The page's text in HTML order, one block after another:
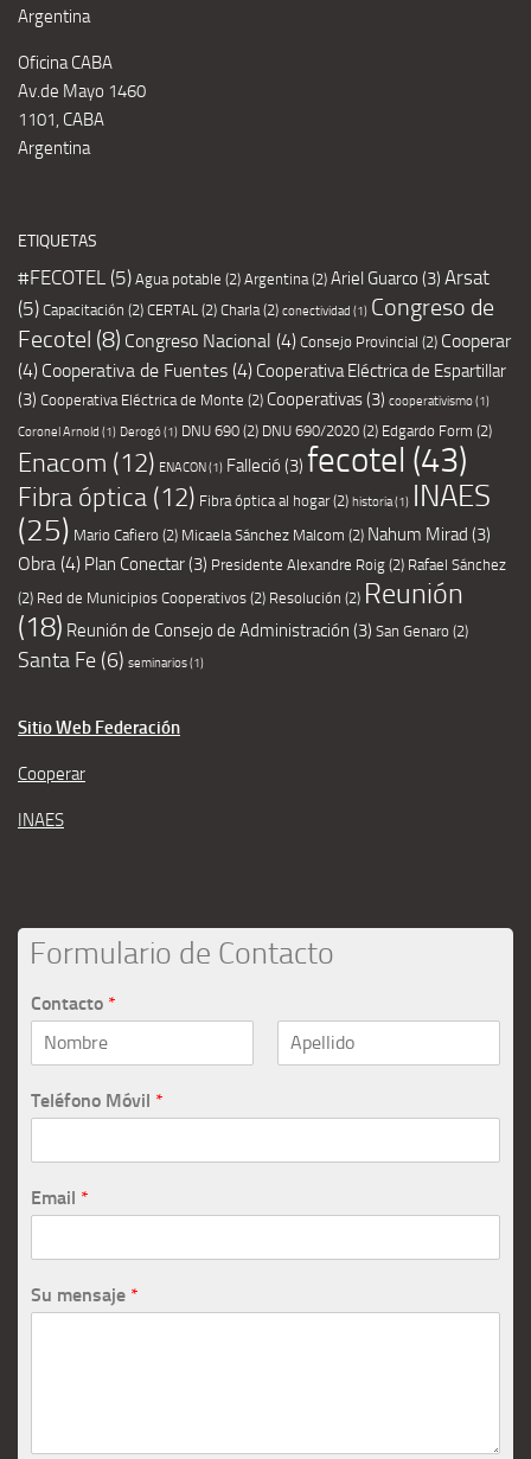
Argentina
Oficina CABA
Av.de Mayo 1460
1101, CABA
Argentina
ETIQUETAS
#FECOTEL (5) Agua potable (2) Argentina (2) Ariel Guarco (3) Arsat
(5) Capacitación (2) CERTAL (2) Charla (2) conectividad (1) Congreso de
Fecotel (8) Congreso Nacional (4) Consejo Provincial (2) Cooperar
(4) Cooperativa de Fuentes (4) Cooperativa Eléctrica de Espartillar
(3) Cooperativa Eléctrica de Monte (2) Cooperativas(3) cooperativismo(1)
Coronel Arnold (1) Derogó(1) DNU 690 (2) DNU 690/2020 (2) Edgardo Form (2)
Enacom (12) ENACON(1) Falleció (3) fecotel (43)
Fibra óptica (12) Fibra óptica al hogar(2) historia(1) INAES
(25) Mario Cafiero (2) Micaela Sánchez Malcom (2) Nahum Mirad (3)
Obra (4) Plan Conectar(3) Presidente Alexandre Roig (2) Rafael Sánchez
(2) Red de Municipios Cooperativos (2) Resolución (2) Reunión
(18) Reunión de Consejo de Administración (3) San Genaro (2)
Santa Fe (6) seminarios(1)
Sitio Web Federación
Cooperar
INAES
Formulario de Contacto
Contacto *
Teléfono Móvil *
Email *
Su mensaje *